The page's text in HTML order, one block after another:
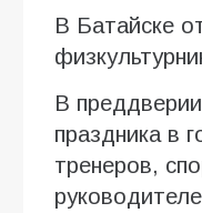
В Батайске
В
праздника в
тренеров,